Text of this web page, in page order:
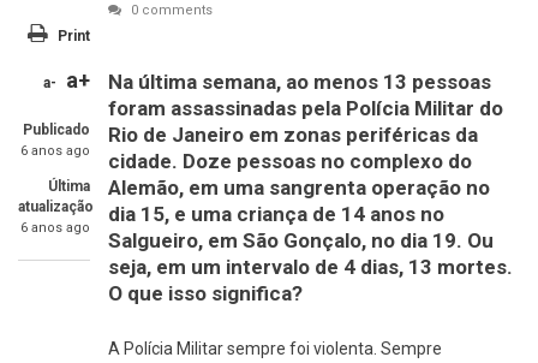
Print
a- a+
Publicado
6 anos ago
Última
atualização
6 anos ago
0 comments
Na última semana, ao menos 13 pessoas
foram assassinadas pela Polícia Militar do
Rio de Janeiro em zonas periféricas da
cidade. Doze pessoas no complexo do
Alemão, em uma sangrenta operação no
dia 15, e uma criança de 14 anos no
Salgueiro, em São Gonçalo, no dia 19. Ou
seja, em um intervalo de 4 dias, 13 mortes.
O que isso significa?
A Polícia Militar sempre foi violenta. Sempre